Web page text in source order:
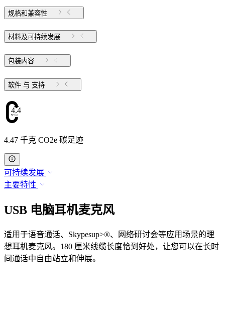
规格和兼容性
材料及可持续发展
包装内容
软件 与 支持
4.47
4.47 千克 CO2e 碳足迹
可持续发展
主要特性
USB 电脑耳机麦克风
适用于语音通话、Skypesup>®、网络研讨会等应用场景的理
想耳机麦克风。180 厘米线缆长度恰到好处，让您可以在长时
间通话中自由站立和伸展。